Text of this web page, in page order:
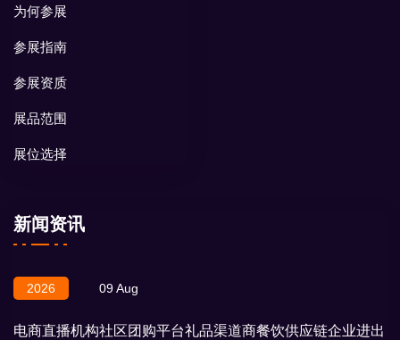
为何参展
参展指南
参展资质
展品范围
展位选择
新闻资讯
2026 09 Aug
电商直播机构社区团购平台礼品渠道商餐饮供应链企业进出